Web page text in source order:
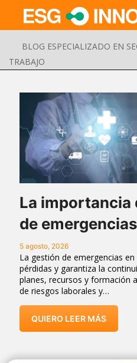
BLOG ESPECIALIZADO EN
TRABAJO
La importancia
de
5 agosto, 2026
La gestión de emergencias
pérdidas y garantiza la
planes, recursos y formación
de riesgos laborales y…
QUIERO LEER MÁS